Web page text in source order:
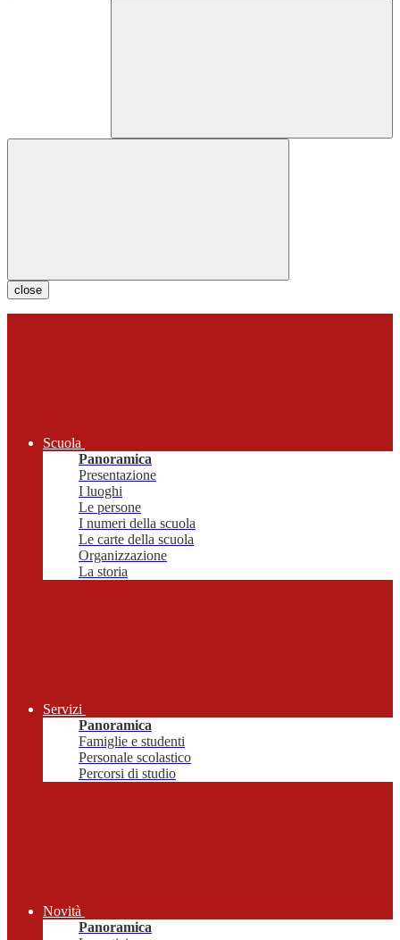
close
Scuola
Panoramica
Presentazione
I luoghi
Le persone
I numeri della scuola
Le carte della scuola
Organizzazione
La storia
Servizi
Panoramica
Famiglie e studenti
Personale scolastico
Percorsi di studio
Novità
Panoramica